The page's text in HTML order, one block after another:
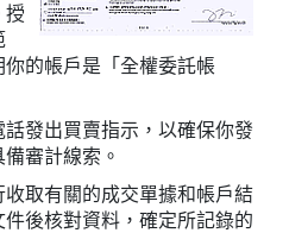
授
的帳戶是「全權委託帳
發出買賣指示，以確保你發
審計線索。
取有關的成交單據和帳戶結
後核對資料，確定所記錄的